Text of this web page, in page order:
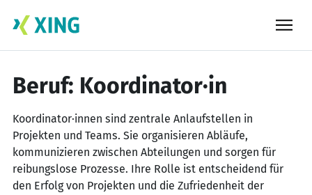
Beruf: Koordinator·in
Koordinator·innen sind zentrale Anlaufstellen in
Projekten und Teams. Sie organisieren Abläufe,
kommunizieren zwischen Abteilungen und sorgen für
reibungslose Prozesse. Ihre Rolle ist entscheidend für
den Erfolg von Projekten und die Zufriedenheit der